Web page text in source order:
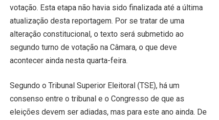
votação. Esta etapa não havia sido finalizada até a última
atualização desta reportagem. Por se tratar de uma
alteração constitucional, o texto será submetido ao
segundo turno de votação na Câmara, o que deve
acontecer ainda nesta quarta-feira.
Segundo o Tribunal Superior Eleitoral (TSE), há um
consenso entre o tribunal e o Congresso de que as
eleições devem ser adiadas, mas para este ano ainda. De